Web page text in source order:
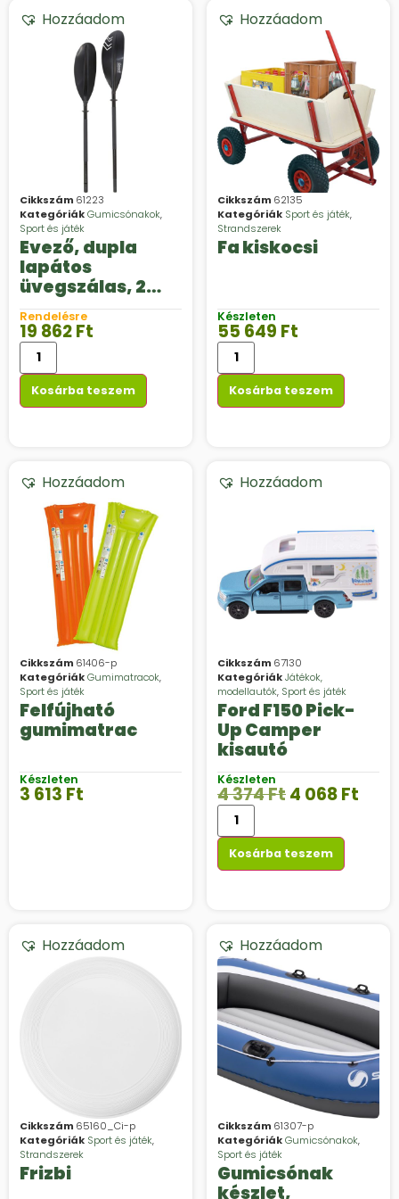
Hozzáadom
Cikkszám 61223
KategóriákGumicsónakok,
Sport és játék
Evező, dupla
lapátos
üvegszálas, 2
részes
Rendelésre
19 862Ft
Kosárba teszem
Hozzáadom
Cikkszám 62135
Kategóriák Sport és játék,
Strandszerek
Fa kiskocsi
Készleten
55 649 Ft
Kosárba teszem
Hozzáadom
Cikkszám 61406-p
KategóriákGumimatracok,
Sport és játék
Felfújható
gumimatrac
Készleten
3 613 Ft
Hozzáadom
Cikkszám 67130
KategóriákJátékok,
modellautók, Sport és játék
Ford F150 Pick-
Up Camper
kisautó
Készleten
4 374Ft4 068Ft
Kosárba teszem
Hozzáadom
Cikkszám 65160_Ci-p
Kategóriák Sport és játék,
Strandszerek
Frizbi
Hozzáadom
Cikkszám 61307-p
KategóriákGumicsónakok,
Sport és játék
Gumicsónak
készlet,